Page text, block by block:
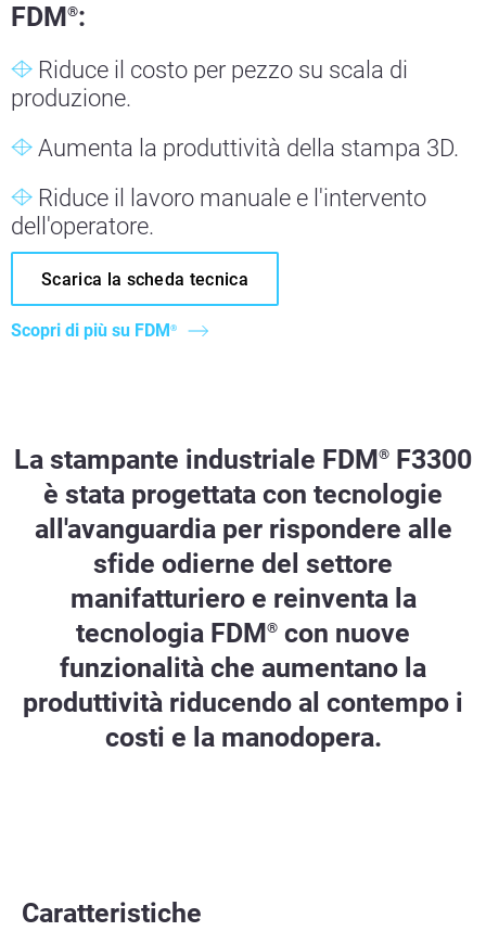
FDM®:
Riduce il costo per pezzo su scala di
produzione.
Aumenta la produttività della stampa 3D.
Riduce il lavoro manuale e l'intervento
dell'operatore.
Scarica la scheda tecnica
Scopri di più su FDM ®
La stampante industriale FDM® F3300
è stata progettata con tecnologie
all'avanguardia per rispondere alle
sfide odierne del settore
manifatturiero e reinventa la
tecnologia FDM® con nuove
funzionalità che aumentano la
produttività riducendo al contempo i
costi e la manodopera.
Caratteristiche